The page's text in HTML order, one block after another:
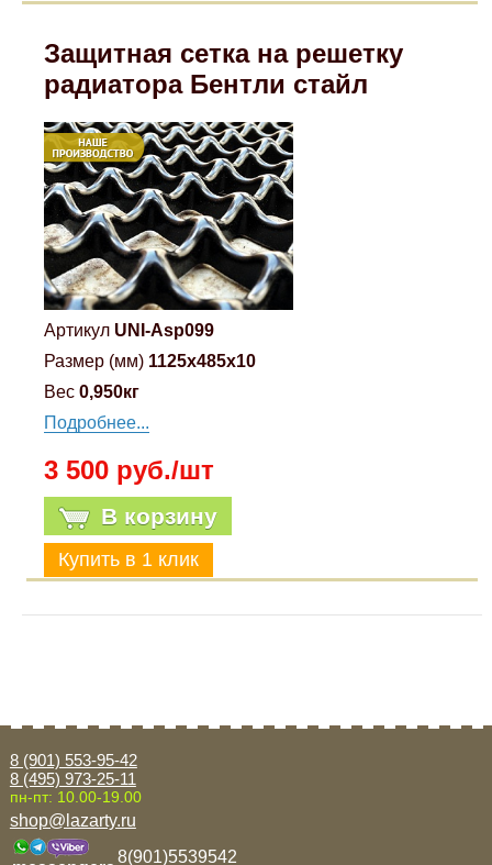
Защитная сетка на решетку
радиатора Бентли стайл
Артикул UNI-Asp099
Размер (мм) 1125x485x10
Вес 0,950кг
Подробнее...
3 500 руб./шт
В корзину
8 (901) 553-95-42
8 (495) 973-25-11
пн-пт: 10.00-19.00
shop@lazarty.ru
8(901)5539542